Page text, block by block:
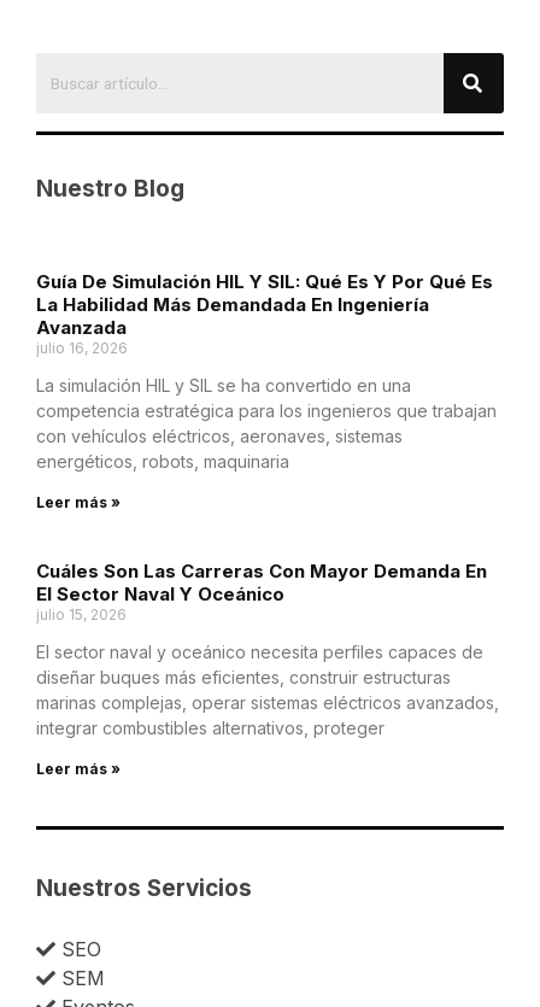
Nuestro Blog
Guía De Simulación HIL Y SIL: Qué Es Y Por Qué Es
La Habilidad Más Demandada En Ingeniería
Avanzada
julio 16, 2026
La simulación HIL y SIL se ha convertido en una
competencia estratégica para los ingenieros que trabajan
con vehículos eléctricos, aeronaves, sistemas
energéticos, robots, maquinaria
Leer más »
Cuáles Son Las Carreras Con Mayor Demanda En
El Sector Naval Y Oceánico
julio 15, 2026
El sector naval y oceánico necesita perfiles capaces de
diseñar buques más eficientes, construir estructuras
marinas complejas, operar sistemas eléctricos avanzados,
integrar combustibles alternativos, proteger
Leer más »
Nuestros Servicios
SEO
SEM